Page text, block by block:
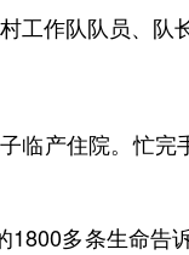
作队队员、队
产住院。忙
多条生命